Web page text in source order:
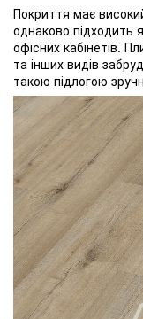
Покриття має
однаково підходить
офісних кабінетів.
та інших видів
такою підлогою